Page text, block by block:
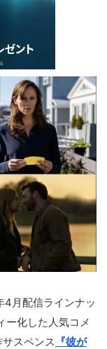
月配信ラインナッ
ー化した人気コメ
スペンス 『彼が